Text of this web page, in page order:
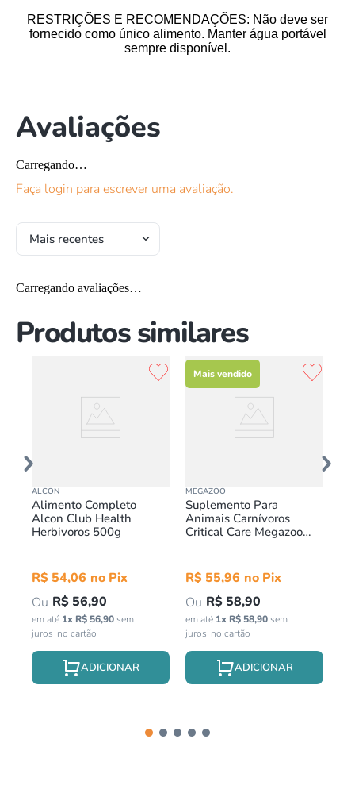
RESTRIÇÕES E RECOMENDAÇÕES: Não deve ser
fornecido como único alimento. Manter água portável
sempre disponível.
Avaliações
Carregando…
Faça login para escrever uma avaliação.
Mais recentes
Carregando avaliações…
Produtos similares
ALCON
Alimento Completo
Alcon Club Health
Herbivoros 500g
R$ 54,06
R$ 56,90
em até 1x R$56,90sem
juros
Mais vendido
MEGAZOO
Suplemento Para
Animais Carnívoros
Critical Care Megazoo
R$ 55,96
R$ 58,90
em até 1x R$58,90sem
juros